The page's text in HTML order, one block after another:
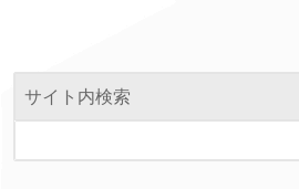
サイト内検索